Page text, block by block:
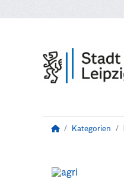
Kategorien